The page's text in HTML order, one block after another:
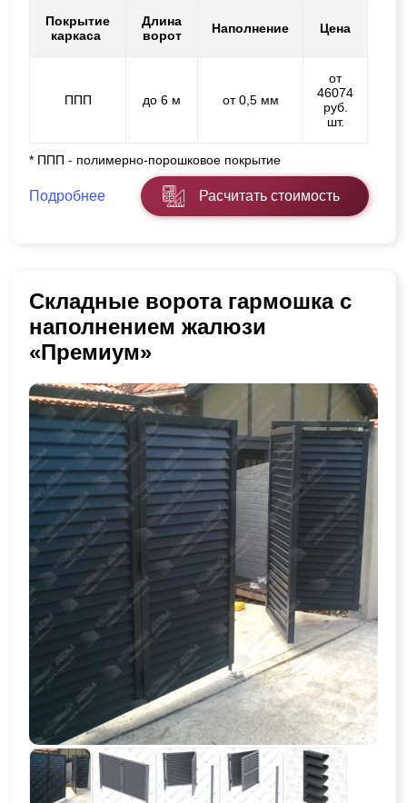
Покрытие
каркаса
Длина
ворот
Наполнение Цена
ППП до 6 м от 0,5 мм
от
46074
руб.
шт.
* ППП - полимерно-порошковое покрытие
Подробнее Расчитать стоимость
Складные ворота гармошка с
наполнением жалюзи
«Премиум»